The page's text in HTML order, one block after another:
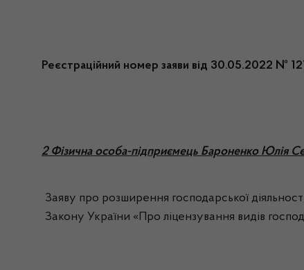
Реєстраційний номер заяви від 30.05.2022 №
2 Фізична особа-підприємець Бароненко Юлія
Заяву про розширення господарської
Закону України «Про ліцензування видів